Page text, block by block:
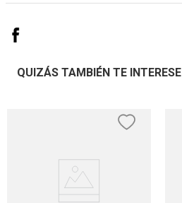
QUIZÁS TAMBIÉN TE INTERESE